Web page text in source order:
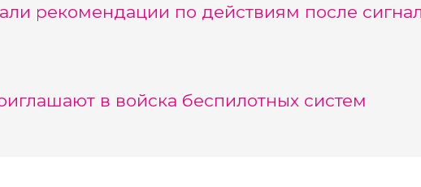
рекомендации по действиям после
в войска беспилотных систем